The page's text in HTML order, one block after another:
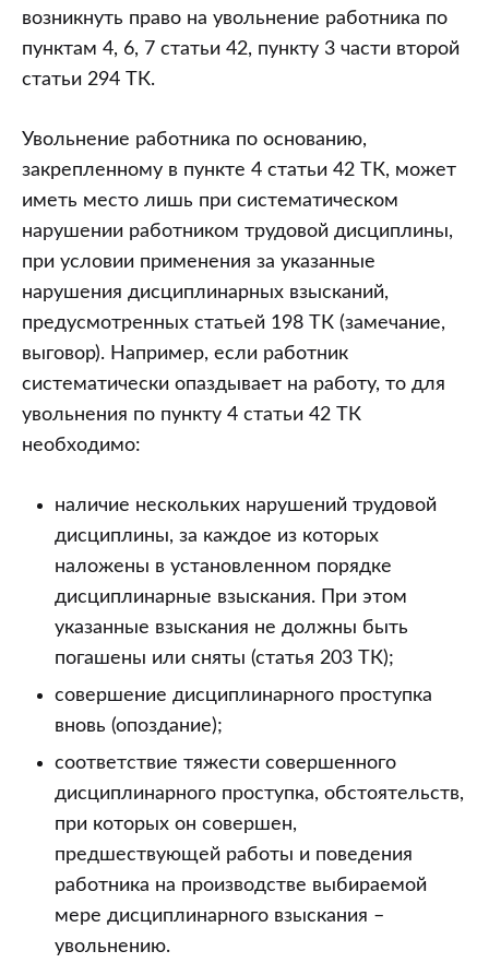
возникнуть право на увольнение работника по
пунктам 4, 6, 7 статьи 42, пункту 3 части второй
статьи 294 ТК.
Увольнение работника по основанию,
закрепленному в пункте 4 статьи 42 ТК, может
иметь место лишь при систематическом
нарушении работником трудовой дисциплины,
при условии применения за указанные
нарушения дисциплинарных взысканий,
предусмотренных статьей 198 ТК (замечание,
выговор). Например, если работник
систематически опаздывает на работу, то для
увольнения по пункту 4 статьи 42 ТК
необходимо:
наличие нескольких нарушений трудовой
дисциплины, за каждое из которых
наложены в установленном порядке
дисциплинарные взыскания. При этом
указанные взыскания не должны быть
погашены или сняты (статья 203 ТК);
совершение дисциплинарного проступка
вновь (опоздание);
соответствие тяжести совершенного
дисциплинарного проступка, обстоятельств,
при которых он совершен,
предшествующей работы и поведения
работника на производстве выбираемой
мере дисциплинарного взыскания –
увольнению.